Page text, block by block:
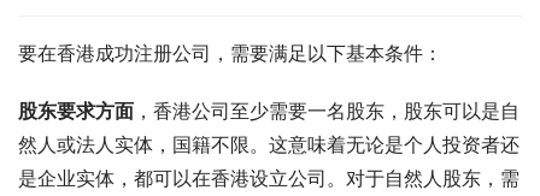
要在香港成功注册公司，需要满足以下基本条件：
股东要求方面 ，香港公司至少需要一名股东，股东可以是自
然人或法人实体，国籍不限。这意味着无论是个人投资者还
是企业实体，都可以在香港设立公司。对于自然人股东，需